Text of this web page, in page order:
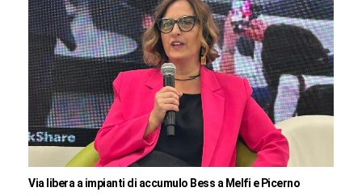
Via libera a impianti di accumulo Bess a Melfi e Picerno